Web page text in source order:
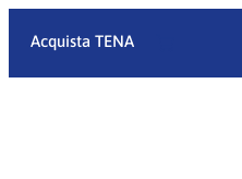
Vai
contenuto
Acquista TENA